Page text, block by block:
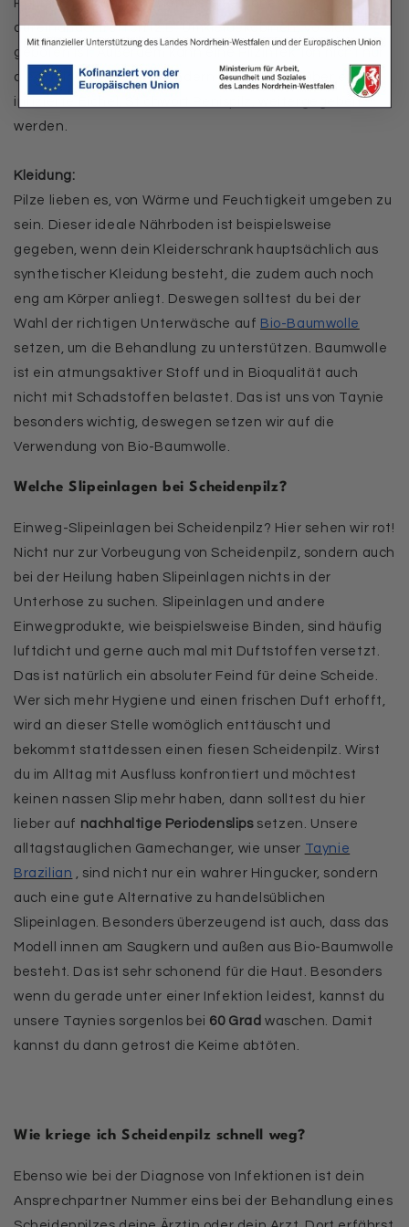
Räumlichkeiten, in denen viele Personen
aufeinandertreffen (z.B. Umkleidekabinen) Vorsicht
geboten ist. Außerdem kann eine Pilzinfektion nicht nur
die Vagina betreffen, sondern zum Beispiel über eine
infizierte Eichel, Stichwort Penispilz, weitergegeben
werden.
Kleidung:
Pilze lieben es, von Wärme und Feuchtigkeit umgeben zu
sein. Dieser ideale Nährboden ist beispielsweise
gegeben, wenn dein Kleiderschrank hauptsächlich aus
synthetischer Kleidung besteht, die zudem auch noch
eng am Körper anliegt. Deswegen solltest du bei der
Wahl der richtigen Unterwäsche auf Bio-Baumwolle
setzen, um die Behandlung zu unterstützen. Baumwolle
ist ein atmungsaktiver Stoff und in Bioqualität auch
nicht mit Schadstoffen belastet. Das ist uns von Taynie
besonders wichtig, deswegen setzen wir auf die
Verwendung von Bio-Baumwolle.
Welche Slipeinlagen bei Scheidenpilz?
Einweg-Slipeinlagen bei Scheidenpilz? Hier sehen wir rot!
Nicht nur zur Vorbeugung von Scheidenpilz, sondern auch
bei der Heilung haben Slipeinlagen nichts in der
Unterhose zu suchen. Slipeinlagen und andere
Einwegprodukte, wie beispielsweise Binden, sind häufig
luftdicht und gerne auch mal mit Duftstoffen versetzt.
Das ist natürlich ein absoluter Feind für deine Scheide.
Wer sich mehr Hygiene und einen frischen Duft erhofft,
wird an dieser Stelle womöglich enttäuscht und
bekommt stattdessen einen fiesen Scheidenpilz. Wirst
du im Alltag mit Ausfluss konfrontiert und möchtest
keinen nassen Slip mehr haben, dann solltest du hier
lieber auf nachhaltige Periodenslipssetzen. Unsere
alltagstauglichen Gamechanger, wie unser Taynie
Brazilian , sind nicht nur ein wahrer Hingucker, sondern
auch eine gute Alternative zu handelsüblichen
Slipeinlagen. Besonders überzeugend ist auch, dass das
Modell innen am Saugkern und außen aus Bio-Baumwolle
besteht. Das ist sehr schonend für die Haut. Besonders
wenn du gerade unter einer Infektion leidest, kannst du
unsere Taynies sorgenlos bei 60 Grad waschen. Damit
kannst du dann getrost die Keime abtöten.
Wie kriege ich Scheidenpilz schnell weg?
Ebenso wie bei der Diagnose von Infektionen ist dein
Ansprechpartner Nummer eins bei der Behandlung eines